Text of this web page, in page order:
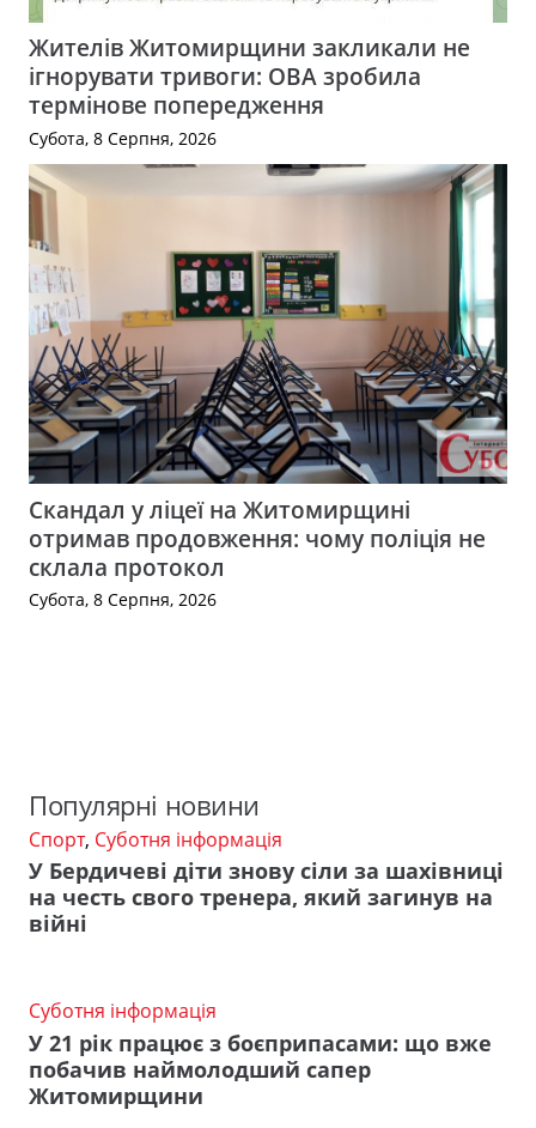
Жителів Житомирщини закликали не
ігнорувати тривоги: ОВА зробила
термінове попередження
Субота, 8 Серпня, 2026
Скандал у ліцеї на Житомирщині
отримав продовження: чому поліція не
склала протокол
Субота, 8 Серпня, 2026
Популярні новини
Спорт, Суботня інформація
У Бердичеві діти знову сіли за шахівниці
на честь свого тренера, який загинув на
війні
Суботня інформація
У 21 рік працює з боєприпасами: що вже
побачив наймолодший сапер
Житомирщини